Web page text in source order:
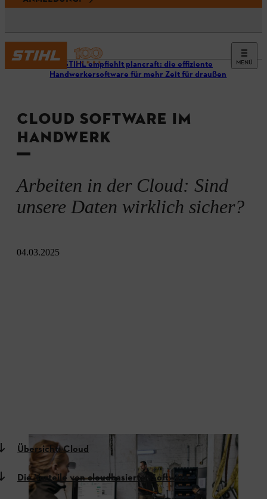
MENÜ
STIHL empfiehlt plancraft: die effiziente
Handwerkersoftware für mehr Zeit für draußen
CLOUD SOFTWARE IM
HANDWERK
Arbeiten in der Cloud: Sind
unsere Daten wirklich sicher?
04.03.2025
Übersicht: Cloud
Die Vorteile von cloudbasierter Software